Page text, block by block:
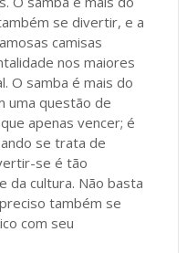
se divertir, e a
camisas
nos maiores
O samba é mais do
uma questão de
apenas vencer; é
se trata de
se é tão
da cultura. Não basta
também se
com seu